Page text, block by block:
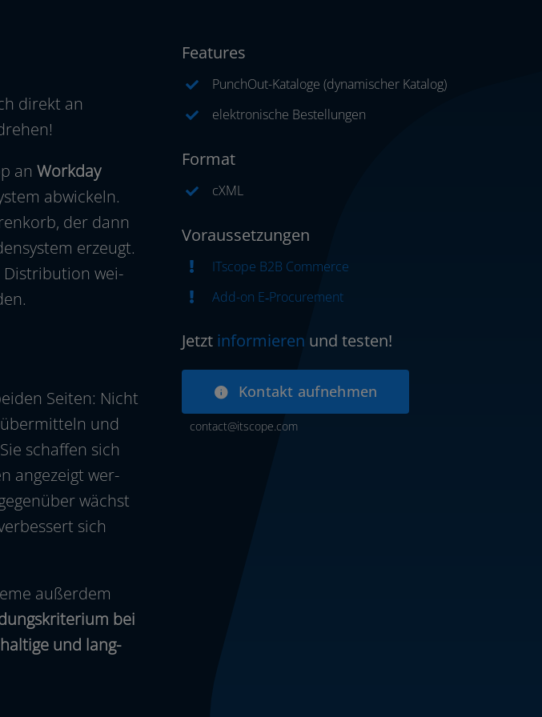
direkt an
anWorkday
abwi­ckeln.
der dann
erzeugt.
Distribution wei­
Seiten: Nicht
und
schaf­fen sich
ange­zeigt wer­
wächst
sich
außer­dem
bei
und lang­
Features
PunchOut-Kataloge (dyna­mi­scher Katalog)
elek­tro­ni­sche Bestellungen
Format
cXML
Voraussetzungen
ITscope B2B Commerce
Add-on E‑Procurement
Jetzt infor­mie­ren und testen!
Kontakt auf­neh­men
contact@itscope.com